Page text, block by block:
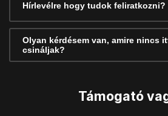
Hírlevélre hogy tudok feliratkozni?
Olyan kérdésem van, amire nincs
csináljak?
Támogató